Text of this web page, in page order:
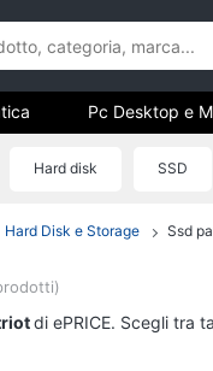
Pc Desktop e
Pc Desktop e
Hard disk SSD
Hard Disk e Storage Ssd
di ePRICE. Scegli tra